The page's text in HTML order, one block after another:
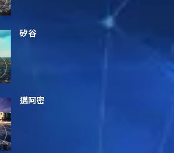
矽谷
邁阿密